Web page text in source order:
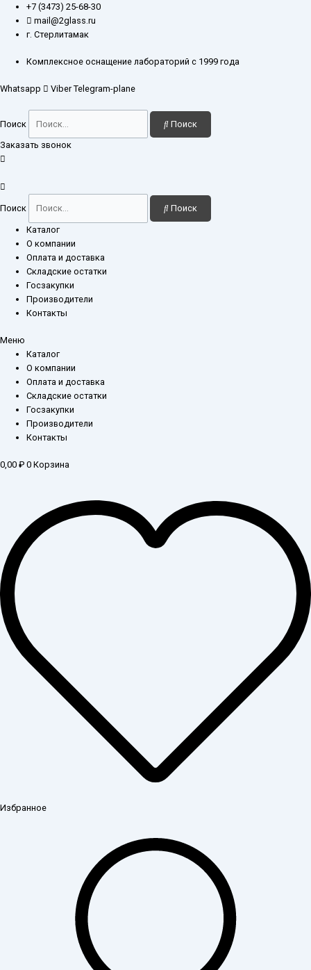
Перейти
содержимому
+7 (3473) 25-68-30
mail@2glass.ru
г. Стерлитамак
Комплексное оснащение лабораторий с 1999 года
Whatsapp Viber Telegram-plane
Поиск Поиск
Заказать звонок
Поиск Поиск
Каталог
О компании
Оплата и доставка
Складские остатки
Госзакупки
Производители
Контакты
Меню
Каталог
О компании
Оплата и доставка
Складские остатки
Госзакупки
Производители
Контакты
0,00 ₽ 0 Корзина
Избранное
Количество
товара
Колонка
10x250